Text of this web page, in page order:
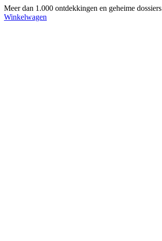
Meer dan 1.000 ontdekkingen en geheime dossiers
Winkelwagen